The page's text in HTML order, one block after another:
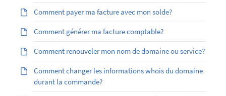
Comment payer ma facture avec mon solde?
Comment générer ma facture comptable?
Comment renouveler mon nom de domaine ou service?
Comment changer les informations whois du domaine
durant la commande?